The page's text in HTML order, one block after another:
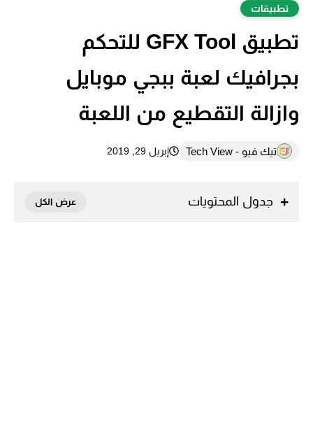
تطبيقات
تطبيق GFX Tool‏ للتحكم
بجرافيك لعبة ببجي موبايل
وازالة التقطيع من اللعبة
تيك فيو - Tech View إبريل 29, 2019
جدول المحتويات